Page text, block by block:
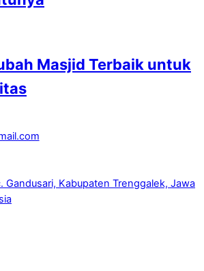
Masjid Terbaik untuk
Gandusari, Kabupaten Trenggalek, Jawa